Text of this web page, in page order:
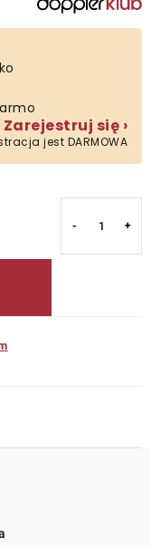
Zarejestruj się ›
jest DARMOWA